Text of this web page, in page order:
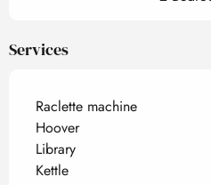
Services
Raclette machine
Hoover
Library
Kettle